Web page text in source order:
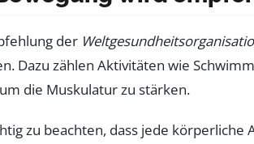
der
Dazu zählen Aktivitäten wie
die Muskulatur zu stärken.
zu beachten, dass jede